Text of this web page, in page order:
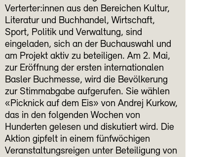
Verterter:innen aus den Bereichen Kultur,
Literatur und Buchhandel, Wirtschaft,
Sport, Politik und Verwaltung, sind
eingeladen, sich an der Buchauswahl und
am Projekt aktiv zu beteiligen. Am 2. Mai,
zur Eröffnung der ersten internationalen
Basler Buchmesse, wird die Bevölkerung
zur Stimmabgabe aufgerufen. Sie wählen
«Picknick auf dem Eis» von Andrej Kurkow,
das in den folgenden Wochen von
Hunderten gelesen und diskutiert wird. Die
Aktion gipfelt in einem fünfwöchigen
Veranstaltungsreigen unter Beteiligung von